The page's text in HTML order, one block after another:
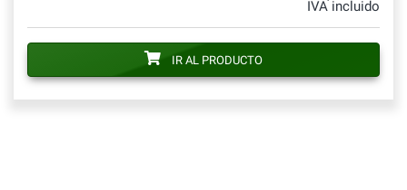
IVA incluido
IR AL PRODUCTO